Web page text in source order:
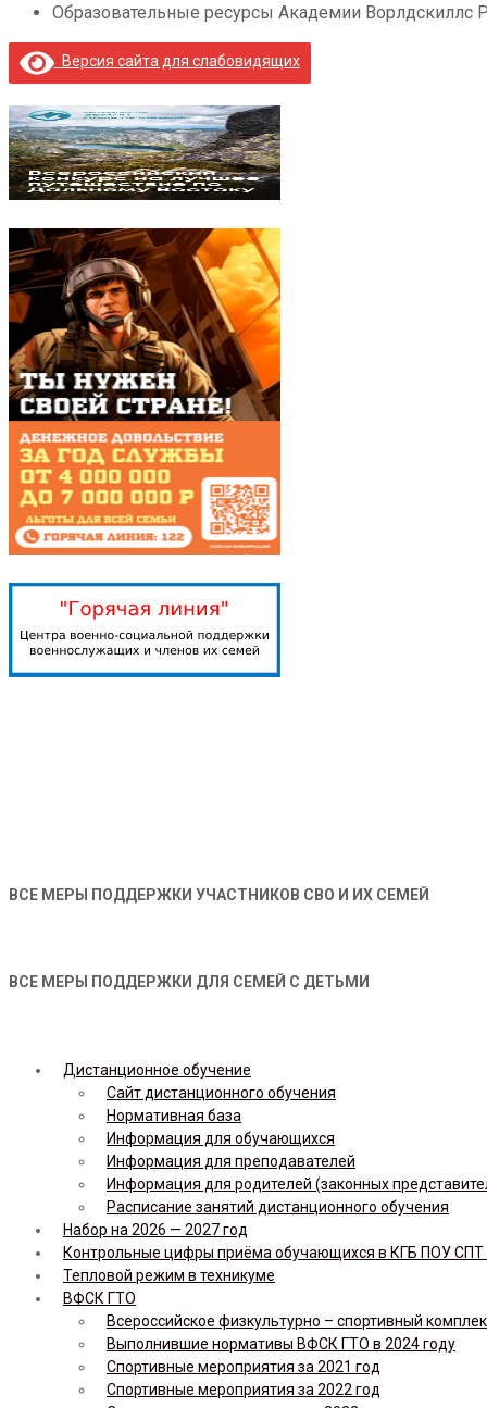
Образовательные ресурсы Академии Ворлдскиллс
Версия сайта для слабовидящих
ВСЕ МЕРЫ ПОДДЕРЖКИ УЧАСТНИКОВ СВО И ИХ СЕМЕЙ
ВСЕ МЕРЫ ПОДДЕРЖКИ ДЛЯ СЕМЕЙ С ДЕТЬМИ
Дистанционное обучение
Сайт дистанционного обучения
Нормативная база
Информация для обучающихся
Информация для преподавателей
Информация для родителей (законных
Расписание занятий дистанционного обучения
Набор на 2026 — 2027 год
Контрольные цифры приёма обучающихся в КГБ ПОУ СПТ
Тепловой режим в техникуме
ВФСК ГТО
Всероссийское физкультурно – спортивный
Выполнившие нормативы ВФСК ГТО в 2024 году
Спортивные мероприятия за 2021 год
Спортивные мероприятия за 2022 год